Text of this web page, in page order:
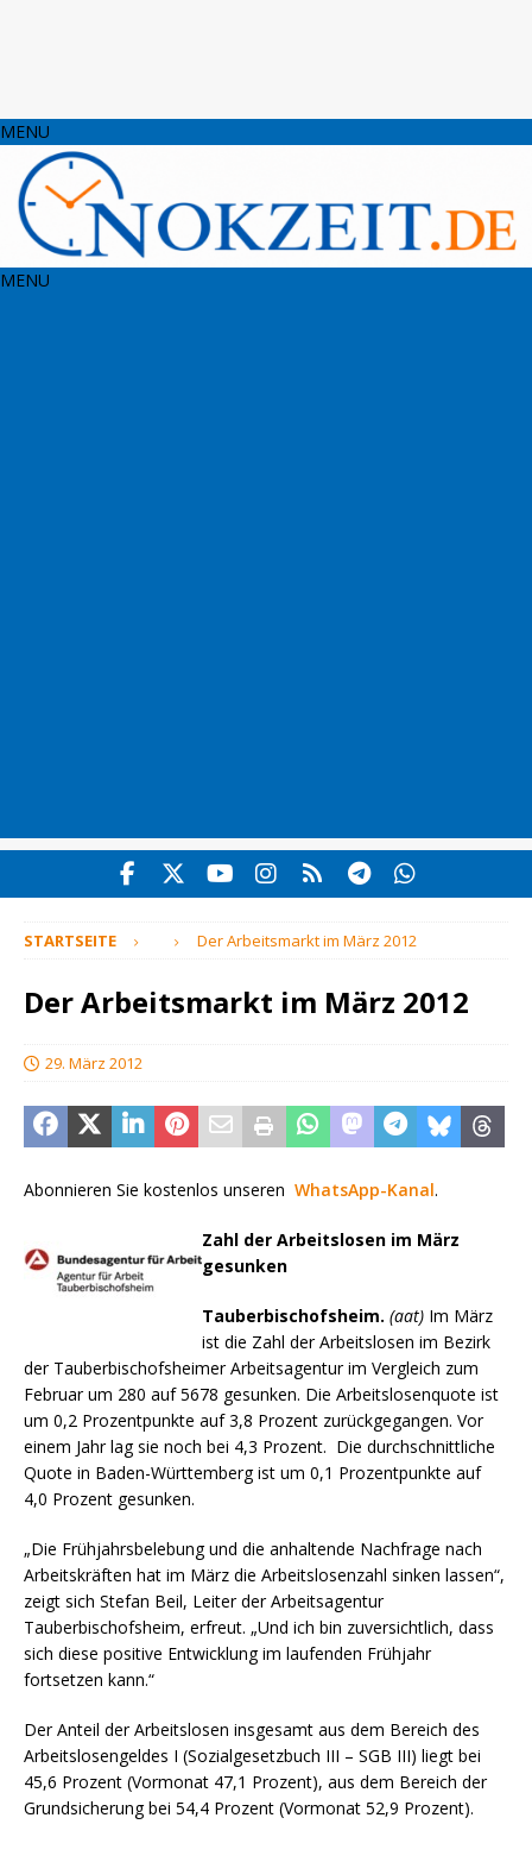
MENU
MENU
STARTSEITE Der Arbeitsmarkt im März 2012
Der Arbeitsmarkt im März 2012
29. März 2012
Abonnieren Sie kostenlos unseren WhatsApp-Kanal.
Zahl der Arbeitslosen im März
gesunken
Tauberbischofsheim. (aat) Im März
ist die Zahl der Arbeitslosen im Bezirk
der Tauberbischofsheimer Arbeitsagentur im Vergleich zum
Februar um 280 auf 5678 gesunken. Die Arbeitslosenquote ist
um 0,2 Prozentpunkte auf 3,8 Prozent zurückgegangen. Vor
einem Jahr lag sie noch bei 4,3 Prozent. Die durchschnittliche
Quote in Baden-Württemberg ist um 0,1 Prozentpunkte auf
4,0 Prozent gesunken.
„Die Frühjahrsbelebung und die anhaltende Nachfrage nach
Arbeitskräften hat im März die Arbeitslosenzahl sinken lassen“,
zeigt sich Stefan Beil, Leiter der Arbeitsagentur
Tauberbischofsheim, erfreut. „Und ich bin zuversichtlich, dass
sich diese positive Entwicklung im laufenden Frühjahr
fortsetzen kann.“
Der Anteil der Arbeitslosen insgesamt aus dem Bereich des
Arbeitslosengeldes I (Sozialgesetzbuch III – SGB III) liegt bei
45,6 Prozent (Vormonat 47,1 Prozent), aus dem Bereich der
Grundsicherung bei 54,4 Prozent (Vormonat 52,9 Prozent).